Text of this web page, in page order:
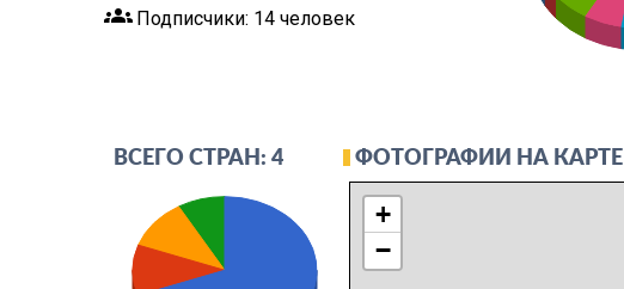
groups Подписчики: 14 человек
ВСЕГО СТРАН: 4 ФОТОГРАФИИ НА КАРТЕ
+
−